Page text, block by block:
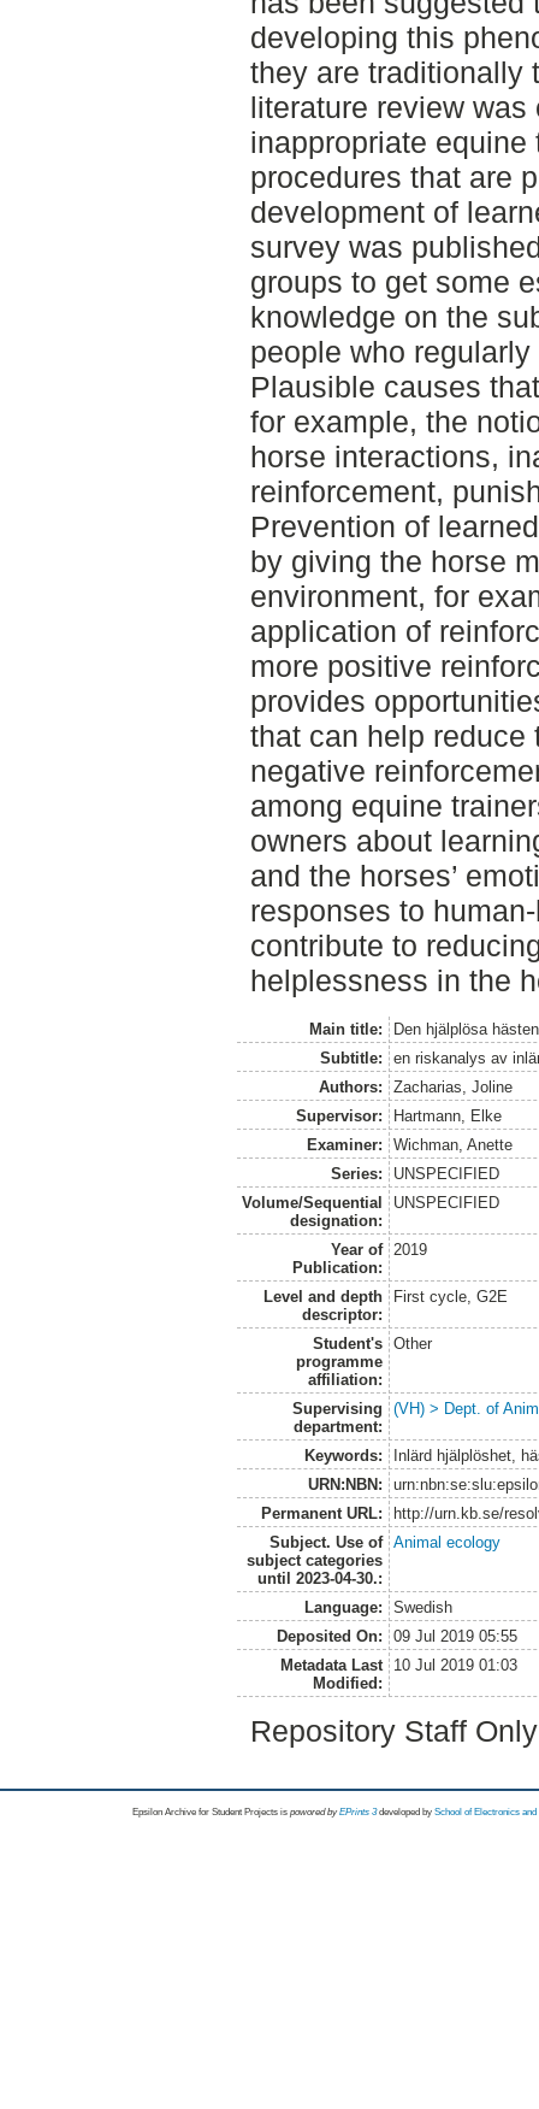
developing this
they are traditionally
literature review
inappropriate
procedures that are
development of
survey was
groups to get some
knowledge on the
people who
Plausible causes
for example, the
horse interactions,
reinforcement,
Prevention of
by giving the horse
environment, for
application of
more positive
provides
that can help reduce
negative
among equine
owners about
and the horses’
responses to
contribute to
helplessness in the
Main title:
Den hjälplösa hästen
Subtitle:
en riskanalys av
Authors:
Zacharias, Joline
Supervisor:
Hartmann, Elke
Examiner:
Wichman, Anette
Series:
UNSPECIFIED
Volume/Sequential
designation:
UNSPECIFIED
Year of
Publication:
2019
Level and depth
descriptor:
First cycle, G2E
Student's
programme
affiliation:
Other
Supervising
department:
(VH) > Dept. of
Keywords:
Inlärd hjälplöshet,
URN:NBN:
Permanent URL:
http://urn.kb.se/
Subject. Use of
subject categories
until 2023-04-30.:
Animal ecology
Language:
Swedish
Deposited On:
09 Jul 2019 05:55
Metadata Last
Modified:
10 Jul 2019 01:03
Repository Staff
Epsilon Archive for Student Projects is powored byEPrints 3 developed by School of Electronics